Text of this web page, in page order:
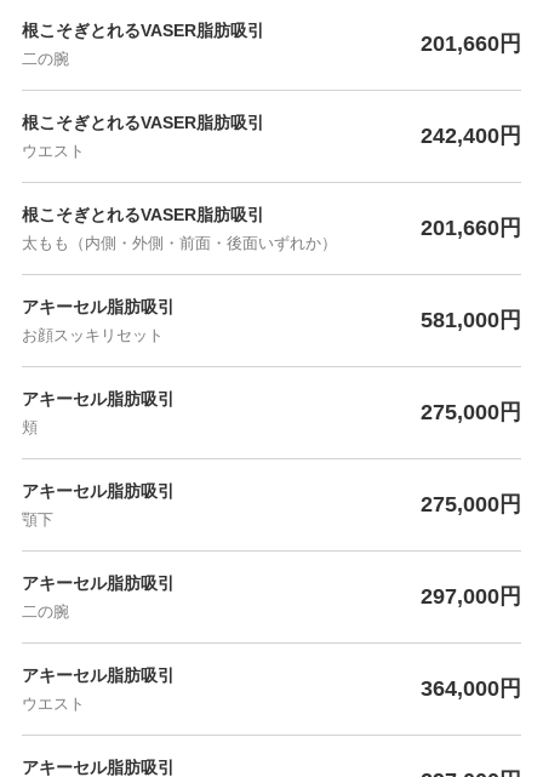
根こそぎとれるVASER脂肪吸引
二の腕
201,660円
根こそぎとれるVASER脂肪吸引
ウエスト
242,400円
根こそぎとれるVASER脂肪吸引
太もも（内側・外側・前面・後面いずれか）
201,660円
アキーセル脂肪吸引
お顔スッキリセット
581,000円
アキーセル脂肪吸引
頬
275,000円
アキーセル脂肪吸引
顎下
275,000円
アキーセル脂肪吸引
二の腕
297,000円
アキーセル脂肪吸引
ウエスト
364,000円
アキーセル脂肪吸引